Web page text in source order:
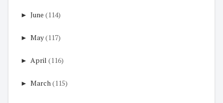
► June (114)
► May(117)
► April (116)
► March (115)